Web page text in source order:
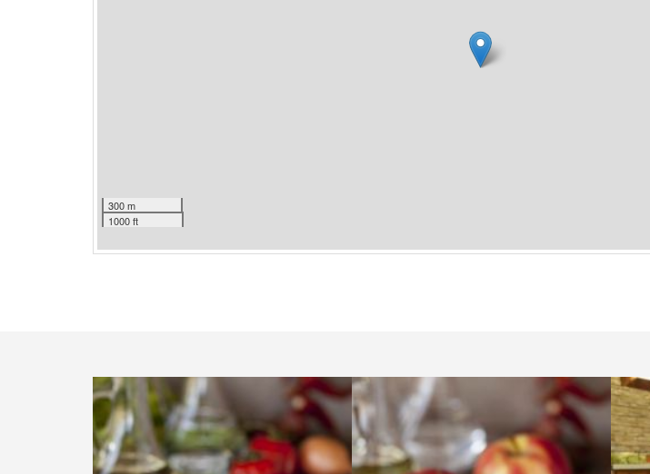
300 m
1000 ft